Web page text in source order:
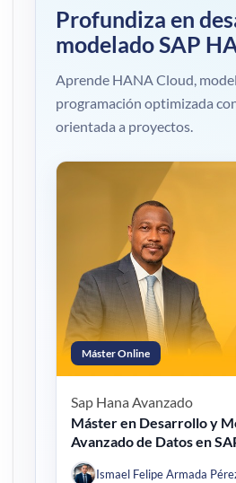
Profundiza en
modelado SAP
Aprende HANA Cloud,
programación optimizada
orientada a proyectos.
Máster Online
Sap Hana Avanzado
Máster en Desarrollo y
Avanzado de Datos en
Ismael Felipe Armada